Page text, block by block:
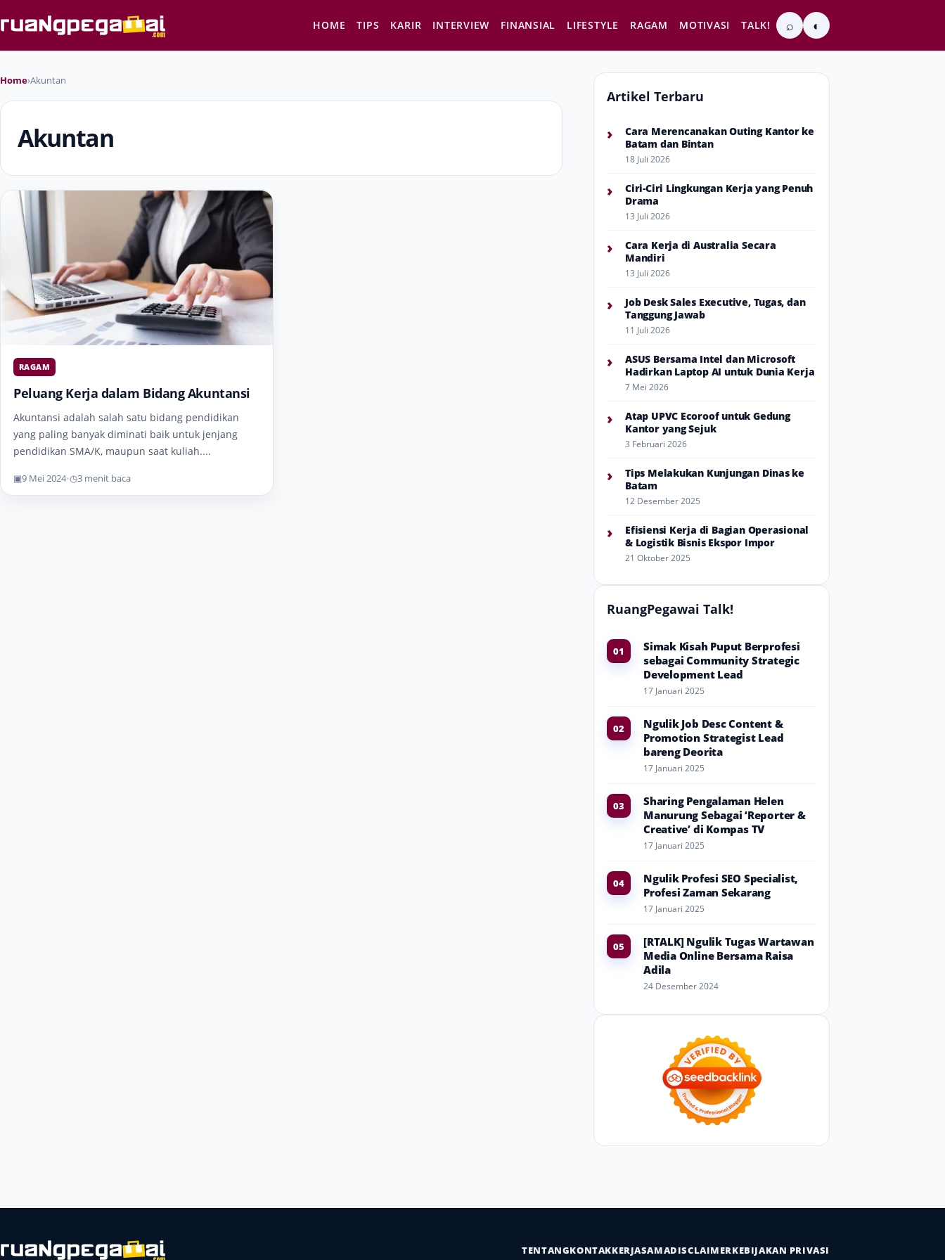
HOME TIPS KARIR INTERVIEW FINANSIAL LIFESTYLE RAGAM MOTIVASI TALK! ⌕ ◐
Home›Akuntan
Akuntan
RAGAM
Peluang Kerja dalam Bidang Akuntansi
Akuntansi adalah salah satu bidang pendidikan
yang paling banyak diminati baik untuk jenjang
pendidikan SMA/K, maupun saat kuliah....
▣9 Mei 2024•◷3 menit baca
Artikel Terbaru
›
Cara Merencanakan Outing Kantor ke
Batam dan Bintan
18 Juli 2026
›
Ciri-Ciri Lingkungan Kerja yang Penuh
Drama
13 Juli 2026
›
Cara Kerja di Australia Secara
Mandiri
13 Juli 2026
›
Job Desk Sales Executive, Tugas, dan
Tanggung Jawab
11 Juli 2026
›
ASUS Bersama Intel dan Microsoft
Hadirkan Laptop AI untuk Dunia Kerja
7 Mei 2026
›
Atap UPVC Ecoroof untuk Gedung
Kantor yang Sejuk
3 Februari 2026
›
Tips Melakukan Kunjungan Dinas ke
Batam
12 Desember 2025
›
Efisiensi Kerja di Bagian Operasional
& Logistik Bisnis Ekspor Impor
21 Oktober 2025
RuangPegawai Talk!
01
Simak Kisah Puput Berprofesi
sebagai Community Strategic
Development Lead
17 Januari 2025
02
Ngulik Job Desc Content &
Promotion Strategist Lead
bareng Deorita
17 Januari 2025
03
Sharing Pengalaman Helen
Manurung Sebagai ‘Reporter &
Creative’ di Kompas TV
17 Januari 2025
04
Ngulik Profesi SEO Specialist,
Profesi Zaman Sekarang
17 Januari 2025
05
[RTALK] Ngulik Tugas Wartawan
Media Online Bersama Raisa
Adila
24 Desember 2024
TENTANGKONTAKKERJASAMADISCLAIMERKEBIJAKAN PRIVASI